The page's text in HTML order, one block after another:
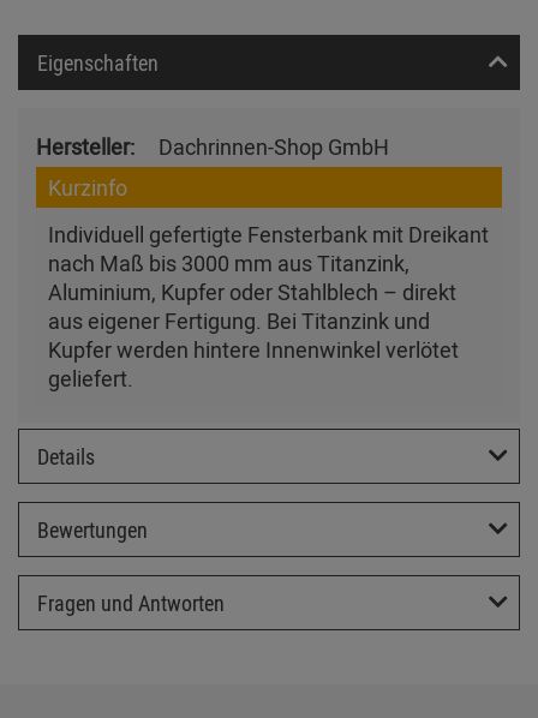
Eigenschaften
Hersteller:
Dachrinnen-Shop GmbH
Kurzinfo
Individuell gefertigte Fensterbank mit Dreikant
nach Maß bis 3000 mm aus Titanzink,
Aluminium, Kupfer oder Stahlblech – direkt
aus eigener Fertigung. Bei Titanzink und
Kupfer werden hintere Innenwinkel verlötet
geliefert.
Details
Bewertungen
Fragen und Antworten